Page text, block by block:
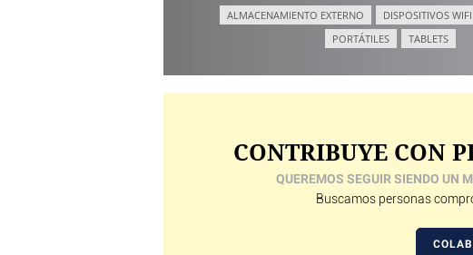
ALMACENAMIENTO EXTERNO DISPOSITIVOS WIFI
PORTÁTILES
TABLETS
CONTRIBUYE CON
QUEREMOS SEGUIR SIENDO UN
Buscamos personas